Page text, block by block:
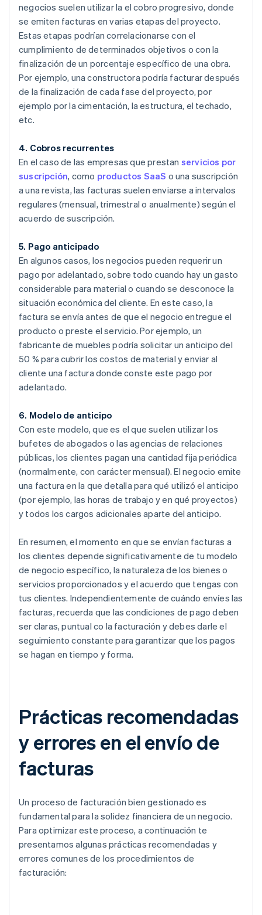
negocios suelen utilizar la el cobro progresivo, donde
se emiten facturas en varias etapas del proyecto.
Estas etapas podrían correlacionarse con el
cumplimiento de determinados objetivos o con la
finalización de un porcentaje específico de una obra.
Por ejemplo, una constructora podría facturar después
de la finalización de cada fase del proyecto, por
ejemplo por la cimentación, la estructura, el techado,
etc.
4. Cobros recurrentes
En el caso de las empresas que prestan servicios por
suscripción, como productos SaaS o una suscripción
a una revista, las facturas suelen enviarse a intervalos
regulares (mensual, trimestral o anualmente) según el
acuerdo de suscripción.
5. Pago anticipado
En algunos casos, los negocios pueden requerir un
pago por adelantado, sobre todo cuando hay un gasto
considerable para material o cuando se desconoce la
situación económica del cliente. En este caso, la
factura se envía antes de que el negocio entregue el
producto o preste el servicio. Por ejemplo, un
fabricante de muebles podría solicitar un anticipo del
50 % para cubrir los costos de material y enviar al
cliente una factura donde conste este pago por
adelantado.
6. Modelo de anticipo
Con este modelo, que es el que suelen utilizar los
bufetes de abogados o las agencias de relaciones
públicas, los clientes pagan una cantidad fija periódica
(normalmente, con carácter mensual). El negocio emite
una factura en la que detalla para qué utilizó el anticipo
(por ejemplo, las horas de trabajo y en qué proyectos)
y todos los cargos adicionales aparte del anticipo.
En resumen, el momento en que se envían facturas a
los clientes depende significativamente de tu modelo
de negocio específico, la naturaleza de los bienes o
servicios proporcionados y el acuerdo que tengas con
tus clientes. Independientemente de cuándo envíes las
facturas, recuerda que las condiciones de pago deben
ser claras, puntual co la facturación y debes darle el
seguimiento constante para garantizar que los pagos
se hagan en tiempo y forma.
Prácticas recomendadas
y errores en el envío de
facturas
Un proceso de facturación bien gestionado es
fundamental para la solidez financiera de un negocio.
Para optimizar este proceso, a continuación te
presentamos algunas prácticas recomendadas y
errores comunes de los procedimientos de
facturación: